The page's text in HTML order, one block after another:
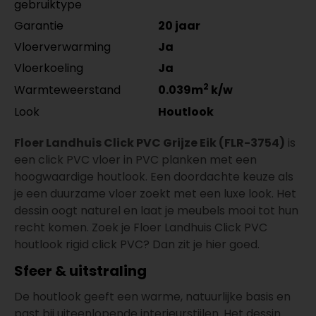
gebruiktype
Garantie
20 jaar
Vloerverwarming
Ja
Vloerkoeling
Ja
Warmteweerstand
0.039m2 k/w
Look
Houtlook
Floer Landhuis Click PVC Grijze Eik (FLR-3754) is
een click PVC vloer in PVC planken met een
hoogwaardige houtlook. Een doordachte keuze als
je een duurzame vloer zoekt met een luxe look. Het
dessin oogt naturel en laat je meubels mooi tot hun
recht komen. Zoek je Floer Landhuis Click PVC
houtlook rigid click PVC? Dan zit je hier goed.
Sfeer & uitstraling
De houtlook geeft een warme, natuurlijke basis en